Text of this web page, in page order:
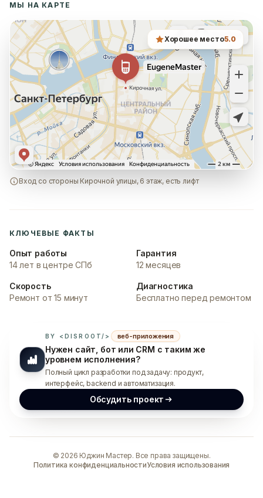
МЫ НА КАРТЕ
Хорошее место5.0
Вход со стороны Кирочной улицы, 6 этаж, есть лифт
КЛЮЧЕВЫЕ ФАКТЫ
Опыт работы
14 лет в центре СПб
Гарантия
12 месяцев
Скорость
Ремонт от 15 минут
Диагностика
Бесплатно перед ремонтом
BY <DISROOT/> веб-приложения
Нужен сайт, бот или CRM с таким же
уровнем исполнения?
Полный цикл разработки под задачу: продукт,
интерфейс, backend и автоматизация.
Обсудить проект
© 2026 Юджин Мастер. Все права защищены.
Политика конфиденциальностиУсловия использования